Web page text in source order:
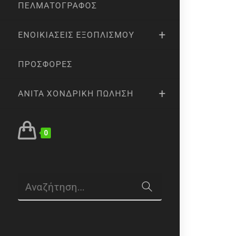
ΠΕΛΜΑΤΟΓΡΆΦΟΣ
ΕΝΟΙΚΙΆΣΕΙΣ ΕΞΟΠΛΙΣΜΟΎ
ΠΡΟΣΦΟΡΈΣ
ANITA ΧΟΝΔΡΙΚΉ ΠΏΛΗΣΗ
0
Αναζήτηση...